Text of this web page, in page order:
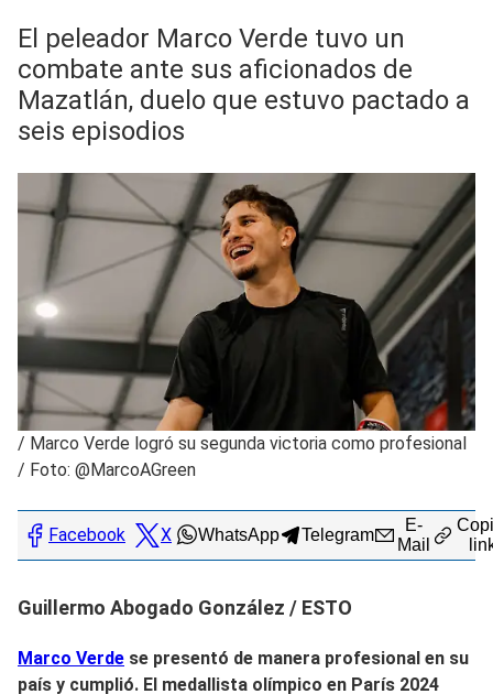
El peleador Marco Verde tuvo un
combate ante sus aficionados de
Mazatlán, duelo que estuvo pactado a
seis episodios
/ Marco Verde logró su segunda victoria como profesional
/ Foto: @MarcoAGreen
Facebook X WhatsApp Telegram
E-
Mail
Guillermo Abogado González / ESTO
Marco Verde se presentó de manera profesional en su
país y cumplió. El medallista olímpico en París 2024